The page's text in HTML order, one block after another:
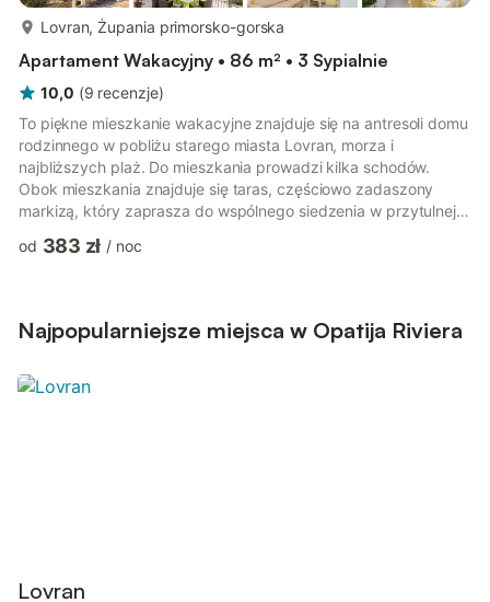
Lovran, Żupania primorsko-gorska
Apartament Wakacyjny • 86 m² • 3 Sypialnie
10,0 (9 recenzje)
To piękne mieszkanie wakacyjne znajduje się na antresoli domu
rodzinnego w pobliżu starego miasta Lovran, morza i
najbliższych plaż. Do mieszkania prowadzi kilka schodów.
Obok mieszkania znajduje się taras, częściowo zadaszony
markizą, który zaprasza do wspólnego siedzenia w przytulnej
Riwierze Opatijskiej, który zachwyca doskonałymi restauracjami
aktywni wczasowicze mogą spróbować paralotniarstwa i wielu
różnych ...
od 383 zł / noc
Najpopularniejsze miejsca w Opatija Riviera
Lovran